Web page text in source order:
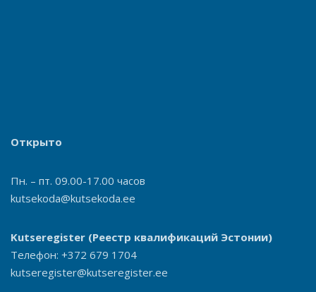
Открыто
Пн. – пт. 09.00-17.00 часов
kutsekoda@kutsekoda.ee
Kutseregister (Реестр квалификаций Эстонии)
Телефон: +372 679 1704
kutseregister@kutseregister.ee